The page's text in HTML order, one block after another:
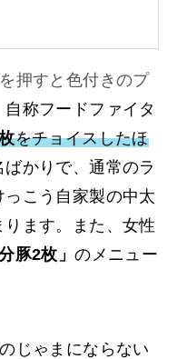
押すと色付きのプ
自称フードファイタ
をチョイスしたほ
かりで、通常のラ
こう自家製の中太
ます。また、女性
豚2枚」のメニュー
じゃまにならない